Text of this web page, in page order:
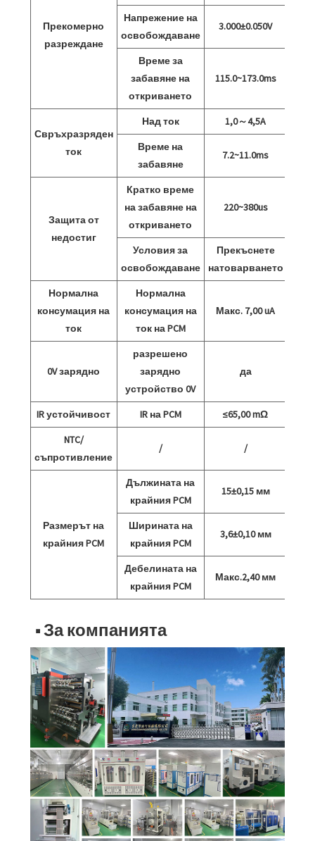
Прекомерно
разреждане
Напрежение на
освобождаване
3.000±0.050V
Време за
забавяне на
откриването
115.0~173.0ms
Свръхразряден
ток
Над ток
1,0～4,5A
Време на
забавяне
7.2~11.0ms
Защита от
недостиг
Кратко време
на забавяне на
откриването
220~380us
Условия за
освобождаване
Прекъснете
натоварването
Нормална
консумация на
ток
Нормална
консумация на
ток на PCM
Макс. 7,00 uA
0V зарядно
разрешено
зарядно
устройство 0V
да
IR устойчивост IR на PCM
≤65,00 mΩ
NTC/
съпротивление
/ /
Размерът на
крайния PCM
Дължината на
крайния PCM
15±0,15 мм
Ширината на
крайния PCM
3,6±0,10 мм
Дебелината на
крайния PCM
Макс.2,40 мм
■ За компанията